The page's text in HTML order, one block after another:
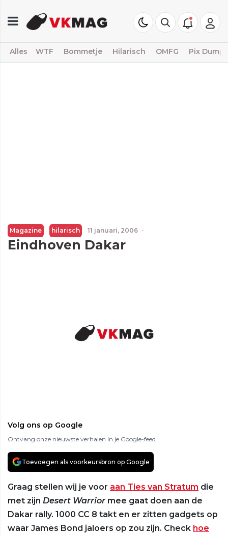
Alles WTF Bommetje Hilarisch OMFG Pix Dump
Magazine hilarisch 11 januari, 2006 ·
Eindhoven Dakar
Volg ons op Google
Ontvang onze nieuwste verhalen in je Google-feed
Toevoegen als voorkeursbron op Google
Graag stellen wij je voor aan Ties van Stratum die
met zijn Desert Warrior mee gaat doen aan de
Dakar rally. 1000 CC 8 takt en er zitten gadgets op
waar James Bond jaloers op zou zijn. Check hoe